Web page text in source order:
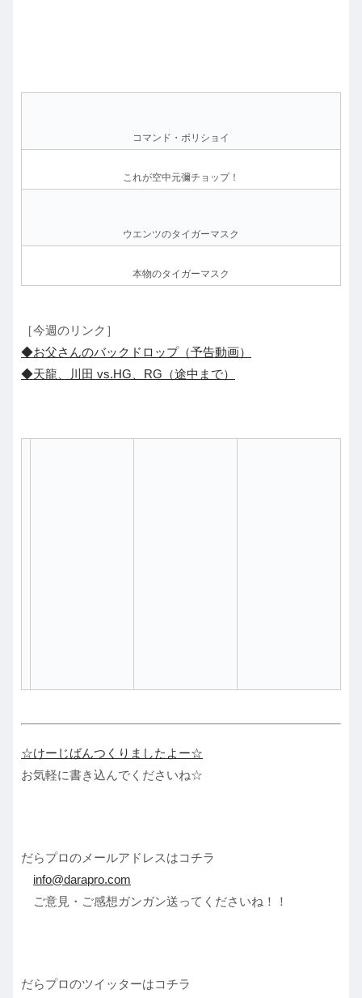
コマンド・ボリショイ
これが空中元彌チョップ！
ウエンツのタイガーマスク
本物のタイガーマスク
［今週のリンク］
◆お父さんのバックドロップ（予告動画）
◆天龍、川田 vs.HG、RG（途中まで）
☆けーじばんつくりましたよー☆
お気軽に書き込んでくださいね☆
だらプロのメールアドレスはコチラ
info@darapro.com
ご意見・ご感想ガンガン送ってくださいね！！
だらプロのツイッターはコチラ